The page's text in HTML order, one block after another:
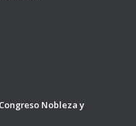
Nobleza y